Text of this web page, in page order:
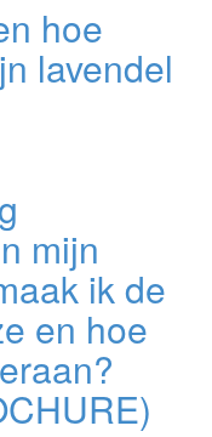
hoe
lavendel
mijn
ik de
en hoe